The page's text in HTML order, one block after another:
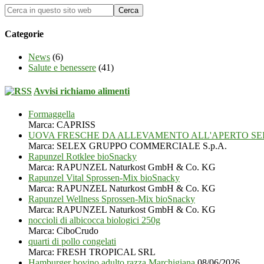
Categorie
News (6)
Salute e benessere (41)
Avvisi richiamo alimenti
Formaggella
Marca: CAPRISS
UOVA FRESCHE DA ALLEVAMENTO ALL'APERTO
Marca: SELEX GRUPPO COMMERCIALE S.p.A.
Rapunzel Rotklee bioSnacky
Marca: RAPUNZEL Naturkost GmbH & Co. KG
Rapunzel Vital Sprossen-Mix bioSnacky
Marca: RAPUNZEL Naturkost GmbH & Co. KG
Rapunzel Wellness Sprossen-Mix bioSnacky
Marca: RAPUNZEL Naturkost GmbH & Co. KG
noccioli di albicocca biologici 250g
Marca: CiboCrudo
quarti di pollo congelati
Marca: FRESH TROPICAL SRL